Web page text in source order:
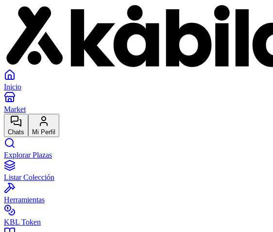
Inicio
Market
Chats Mi Perfil
Explorar Plazas
Listar Colección
Herramientas
KBL Token